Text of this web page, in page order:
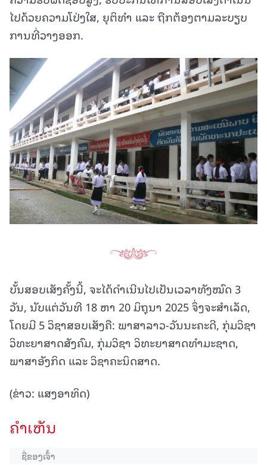
ໄປດ້ວຍຄວາມໂປ່ງໃສ, ຍຸຕິທຳ ແລະ ຖືກຕ້ອງຕາມລະບຽບ
ການທີ່ວາງອອກ.
ບັ້ນສອບເສັງຄັ້ງນີ້, ຈະໄດ້ດໍາເນີນໄປເປັນເວລາທັງໝົດ 3
ວັນ, ນັບແຕ່ວັນທີ 18 ຫາ 20 ມິຖຸນາ 2025 ຈຶ່ງຈະສຳເລັດ,
ໂດຍມີ 5 ວິຊາສອບເສັງຄື: ພາສາລາວ-ວັນນະຄະດີ, ກຸ່ມວິຊາ
ວິທະຍາສາດສັງຄົມ, ກຸ່ມວິຊາ ວິທະຍາສາດທຳມະຊາດ,
ພາສາອັງກິດ ແລະ ວິຊາຄະນິດສາດ.
(ຂ່າວ: ແສງອາທິດ)
ຄໍາເຫັນ